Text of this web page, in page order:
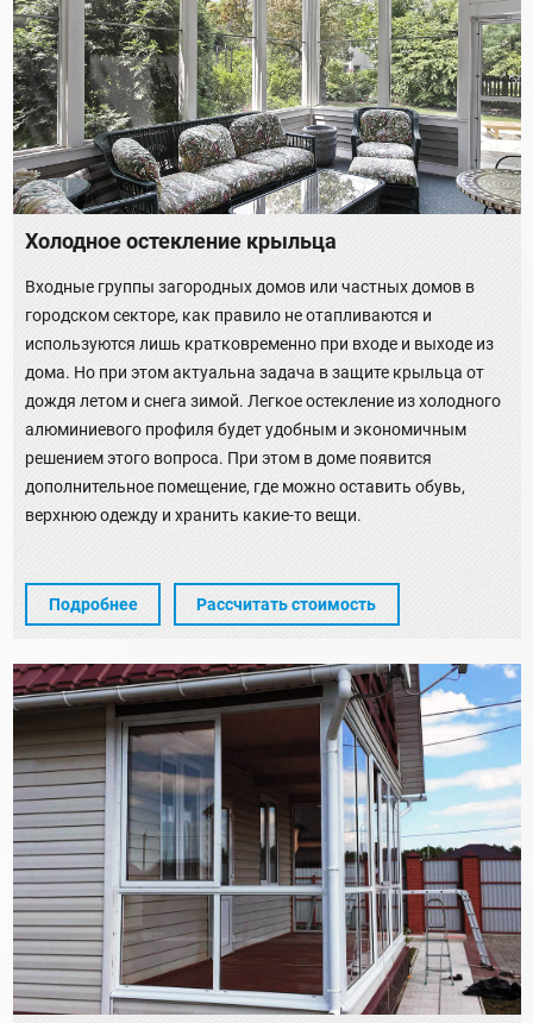
Холодное остекление крыльца
Входные группы загородных домов или частных домов в
городском секторе, как правило не отапливаются и
используются лишь кратковременно при входе и выходе из
дома. Но при этом актуальна задача в защите крыльца от
дождя летом и снега зимой. Легкое остекление из холодного
алюминиевого профиля будет удобным и экономичным
решением этого вопроса. При этом в доме появится
дополнительное помещение, где можно оставить обувь,
верхнюю одежду и хранить какие-то вещи.
Подробнее Рассчитать стоимость